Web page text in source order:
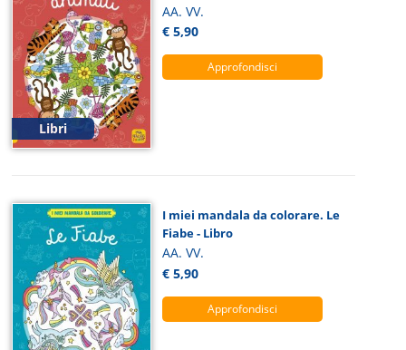
Libri
AA. VV.
€ 5,90
Approfondisci
I miei mandala da colorare. Le
Fiabe - Libro
AA. VV.
€ 5,90
Approfondisci